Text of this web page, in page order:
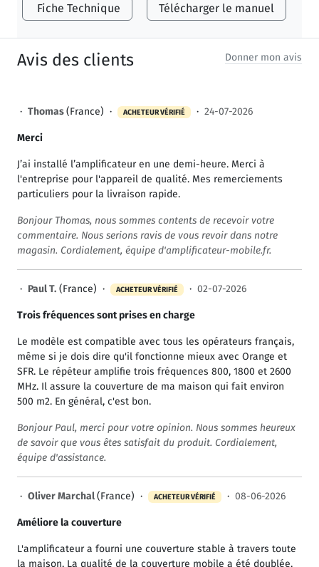
Fiche Technique Télécharger le manuel
Avis des clients Donner mon avis
· Thomas(France) · ACHETEUR VÉRIFIÉ · 24-07-2026
Merci
J’ai installé l’amplificateur en une demi-heure. Merci à
l'entreprise pour l'appareil de qualité. Mes remerciements
particuliers pour la livraison rapide.
Bonjour Thomas, nous sommes contents de recevoir votre
commentaire. Nous serions ravis de vous revoir dans notre
magasin. Cordialement, équipe d'amplificateur-mobile.fr.
· Paul T. (France) · ACHETEUR VÉRIFIÉ · 02-07-2026
Trois fréquences sont prises en charge
Le modèle est compatible avec tous les opérateurs français,
même si je dois dire qu'il fonctionne mieux avec Orange et
SFR. Le répéteur amplifie trois fréquences 800, 1800 et 2600
MHz. Il assure la couverture de ma maison qui fait environ
500 m2. En général, c'est bon.
Bonjour Paul, merci pour votre opinion. Nous sommes heureux
de savoir que vous êtes satisfait du produit. Cordialement,
équipe d'assistance.
· Oliver Marchal(France) · ACHETEUR VÉRIFIÉ · 08-06-2026
Améliore la couverture
L'amplificateur a fourni une couverture stable à travers toute
la maison. La qualité de la couverture mobile a été doublée.